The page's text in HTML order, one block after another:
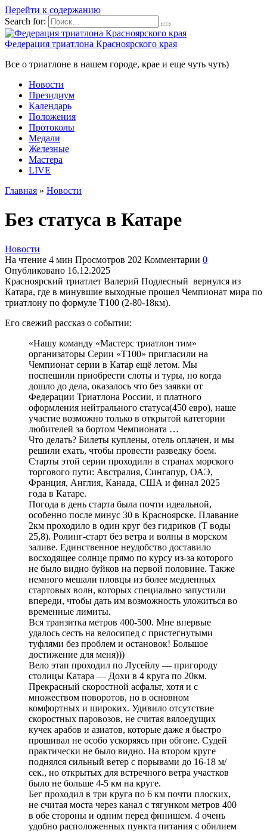
Перейти к содержанию
Search for:
Федерация триатлона Красноярского края
Все о триатлоне в нашем городе, крае и еще чуть чуть)
Новости
Президиум
Календарь
Положения
Протоколы
Медали
Железные
Мастера
LIVE
Главная » Новости
Без статуса в Катаре
Новости
На чтение 4 мин Просмотров 202 Комментарии 0
Опубликовано 16.12.2025
Красноярский триатлет Валерий Подлесный вернулся из
Катара, где в минувшие выходные прошел Чемпионат мира по
триатлону по формуле Т100 (2-80-18км).
Его свежий рассказ о событии:
«Нашу команду «Мастерс триатлон тим»
организаторы Серии «Т100» пригласили на
Чемпионат серии в Катар ещё летом. Мы
поспешили приобрести слоты и туры, но когда
дошло до дела, оказалось что без заявки от
Федерации Триатлона России, и платного
оформления нейтрального статуса(450 евро), наше
участие возможно только в открытой категории
любителей за бортом Чемпионата …
Что делать? Билеты куплены, отель оплачен, и мы
решили ехать, чтобы провести разведку боем.
Старты этой серии проходили в странах морского
торгового пути: Австралия, Сингапур, ОАЭ,
Франция, Англия, Канада, США и финал 2025
года в Катаре.
Погода в день старта была почти идеальной,
особенно после минус 30 в Красноярске. Плавание
2км проходило в один круг без гидриков (Т воды
25,8). Ролинг-старт без ветра и волны в морском
заливе. Единственное неудобство доставило
восходящее солнце прямо по курсу из-за которого
не было видно буйков на первой половине. Также
немного мешали пловцы из более медленных
стартовых волн, которых специально запустили
впереди, чтобы дать им возможность уложиться во
временные лимиты.
Вся транзитка метров 400-500. Мне впервые
удалось сесть на велосипед с пристегнутыми
туфлями без проблем и остановок! Большое
достижение для меня)))
Вело этап проходил по Лусейлу — пригороду
столицы Катара — Дохи в 4 круга по 20км.
Прекрасный скоростной асфальт, хотя и с
множеством поворотов, но в основном
комфортных и широких. Удивило отсутствие
скоростных паровозов, не считая вялоедущих
кучек арабов и азиатов, которые даже я быстро
прошивал не особо ускоряясь при обгоне. Судей
практически не было видно. На втором круге
поднялся сильный ветер с порывами до 16-18 м/
сек., но открытых для встречного ветра участков
было не больше 4-5 км на круге.
Бег проходил в три круга по 6 км почти плоских,
не считая моста через канал с тягунком метров 400
в обе стороны и одним перед финишем. 4 очень
удобно расположенных пункта питания с обилием